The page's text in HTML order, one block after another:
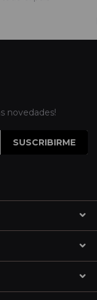
novedades!
SUSCRIBIRME